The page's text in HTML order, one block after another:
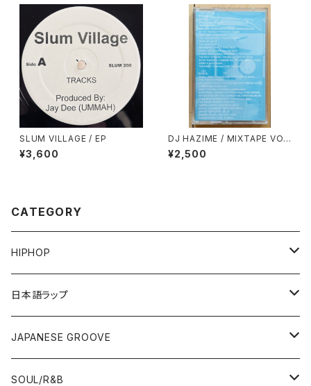
SLUM VILLAGE / EP
¥3,600
DJ HAZIME / MIXTAPE VO
L.7
¥2,500
CATEGORY
HIPHOP
12"/7"
80'S OLD SCHOOL
EARLY 90'S MIDDLE〜NEW SCHOOL
LP
80'S OLD SCHOOL
日本語ラップ
12"/7"
80'S OLD SCHOOL〜EARLY 90'S
LP
JAPANESE GROOVE
LP
SOUL/R&B